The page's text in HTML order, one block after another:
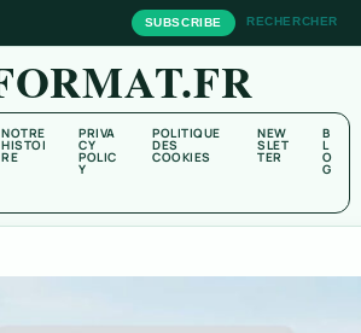
SUBSCRIBE RECHERCHER
NOTRE
HISTOI
RE
PRIVA
CY
POLIC
Y
POLITIQUE
DES
COOKIES
NEW
SLET
TER
B
L
O
G